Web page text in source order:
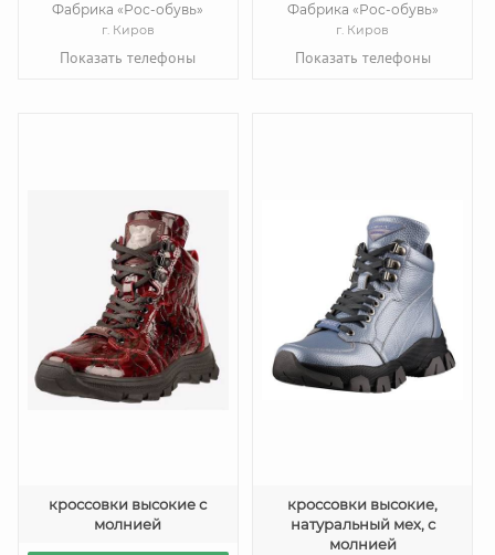
Фабрика «Рос-обувь»
г. Киров
Показать телефоны
Фабрика «Рос-обувь»
г. Киров
Показать телефоны
кроссовки высокие с
молнией
кроссовки высокие,
натуральный мех, с
молнией